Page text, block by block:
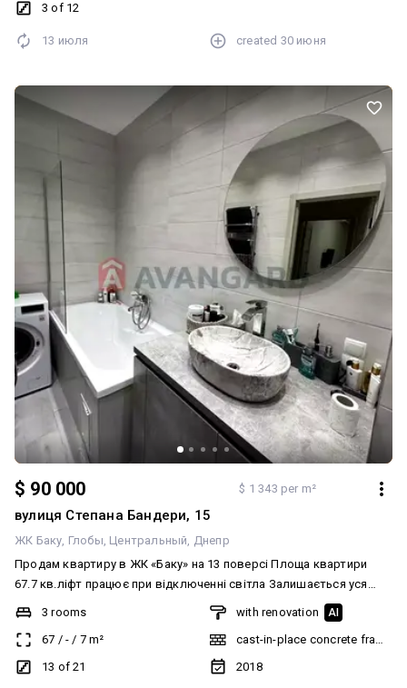
3 of 12
13 июля created 30 июня
$ 90 000 $ 1 343 per m²
вулиця Степана Бандери, 15
ЖК Баку Глобы Центральный Днепр
Продам квартиру в ЖК «Баку» на 13 поверсі Площа квартири
67.7 кв.ліфт працює при відключенні світла Залишається уся
мебель та техніка Є балкон та гардеробна кімната В будинку є
3 rooms
67 / - / 7m²
13 of 21
with renovation AI
cast-in-place concrete frame
2018